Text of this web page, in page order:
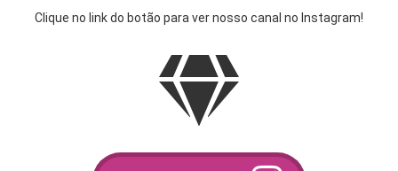
Clique no link do botão para ver nosso canal no Instagram!